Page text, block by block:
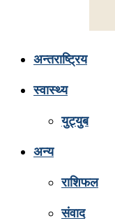
अन्तराष्ट्रिय
स्वास्थ्य
युट्युब
अन्य
राशिफल
संवाद